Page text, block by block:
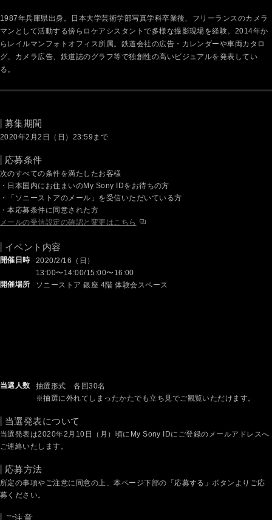
1987年兵庫県出身。日本大学芸術学部写真学科卒業後、フリーランスのカメラ
マンとして活動する傍らロケアシスタントで多様な撮影現場を経験。2014年か
らレイルマンフォトオフィス所属。鉄道会社の広告・カレンダーや車両カタロ
グ、カメラ広告、鉄道誌のグラフ等で独創性の高いビジュアルを発表してい
る。
募集期間
2020年2月2日（日）23:59まで
応募条件
次のすべての条件を満たしたお客様
日本国内にお住まいのMy Sony IDをお待ちの方
「ソニーストアのメール」を受信いただいている方
本応募条件に同意された方
メールの受信設定の確認と変更はこちら
イベント内容
開催日時
2020/2/16（日）
13:00〜14:00/15:00〜16:00
開催場所
ソニーストア 銀座 4階 体験会スペース
当選人数
抽選形式 各回30名
※抽選に外れてしまったかたでも立ち見でご観覧いただけます。
当選発表について
当選発表は2020年2月10日（月）頃にMy Sony IDにご登録のメールアドレスへ
ご連絡いたします。
応募方法
所定の事項やご注意に同意の上、本ページ下部の「応募する」ボタンよりご応
募ください。
ご注意